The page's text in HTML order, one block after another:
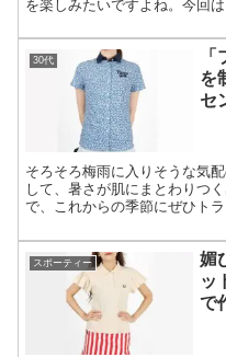
を楽しみたいですよね。今回
ウェアをご紹介しましょう。
で...
30代
を
セ
そろそろ梅雨に入りそうな気
して、暑さが肌にまとわりつ
で、これからの季節にぜひト
ちをさわやかにしてくれるブ
スポーティー
媚
ッ
で